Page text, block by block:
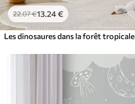
22.07€13 .24€
Les dinosaures dans la forêt tropicale